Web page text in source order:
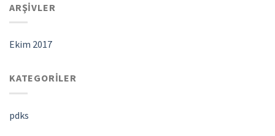
ARŞIVLER
Ekim 2017
KATEGORILER
pdks